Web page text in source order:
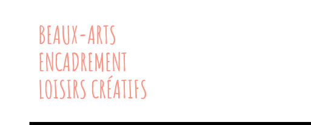
BEAUX-ARTS
ENCADREMENT
LOISIRS CRÉATIFS